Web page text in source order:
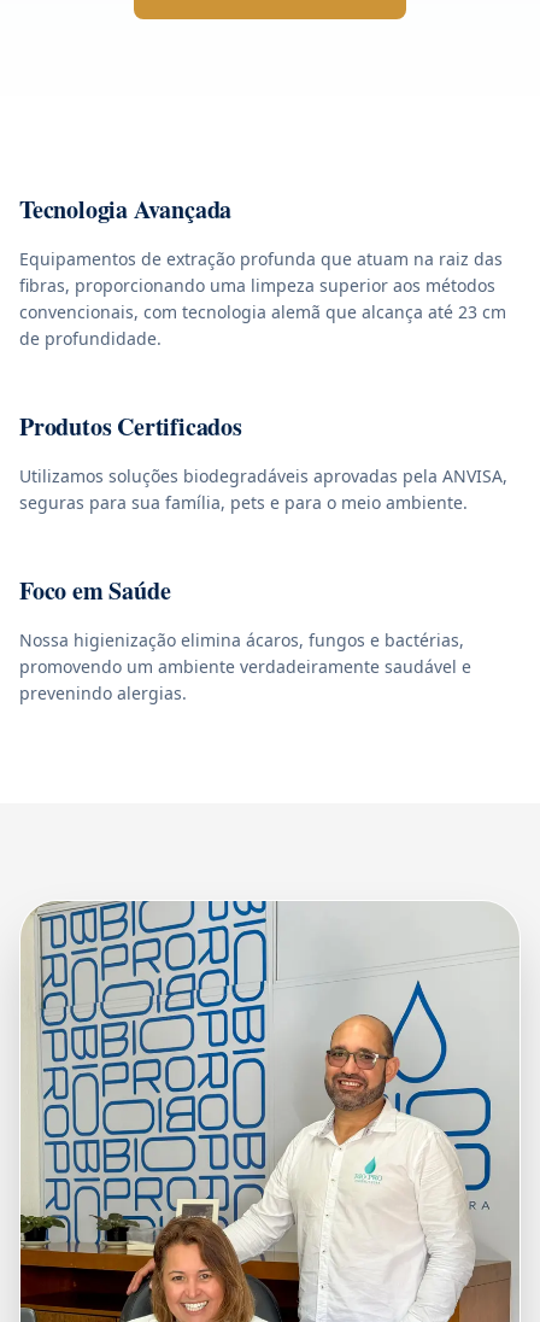
Tecnologia Avançada
Equipamentos de extração profunda que atuam na raiz das
fibras, proporcionando uma limpeza superior aos métodos
convencionais, com tecnologia alemã que alcança até 23 cm
de profundidade.
Produtos Certificados
Utilizamos soluções biodegradáveis aprovadas pela ANVISA,
seguras para sua família, pets e para o meio ambiente.
Foco em Saúde
Nossa higienização elimina ácaros, fungos e bactérias,
promovendo um ambiente verdadeiramente saudável e
prevenindo alergias.